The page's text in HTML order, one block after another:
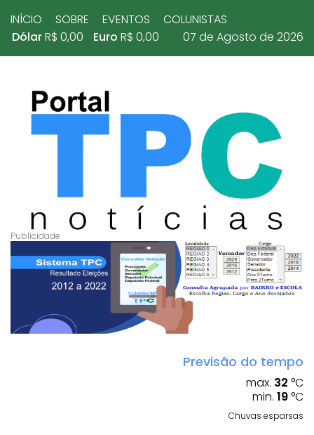
INÍCIO SOBRE EVENTOS
COLUNISTAS
DólarR$ 0,00 Euro R$ 0,00 07 de Agosto de 2026
Previsão do tempo
max. 32 °C
min. 19 °C
Chuvas esparsas